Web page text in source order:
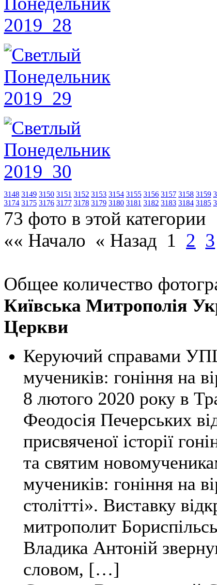
3148 3149 3150 3151 3152 3153 3154 3155 3156 3157 3158 3159
3174 3175 3176 3177 3178 3179 3180 3181 3182 3183 3184 3185
73 фото в этой категории
«« Начало « Назад 1 2 3
Общее количество
Київська Митрополія
Церкви
Керуючий справами
мучеників: гоніння на
8 лютого 2020 року в
Феодосія Печерських
присвяченої історії
та святим
мучеників: гоніння на
столітті». Виставку
митрополит
Владика Антоній
словом, […]